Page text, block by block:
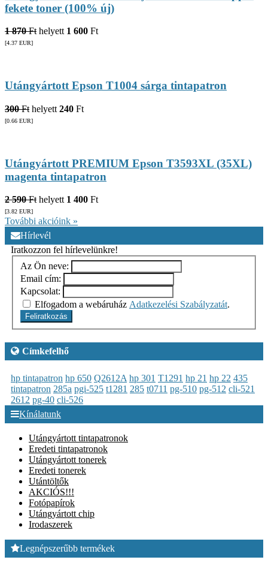
fekete toner (100% új)
1 870 Ft helyett 1 600 Ft
[4.37 EUR]
Utángyártott Epson T1004 sárga tintapatron
300 Ft helyett 240 Ft
[0.66 EUR]
Utángyártott PREMIUM Epson T3593XL (35XL)
magenta tintapatron
2 590 Ft helyett 1 400 Ft
[3.82 EUR]
További akcióink »
Hírlevél
Iratkozzon fel hírlevelünkre!
Az Ön neve:
Email cím:
Kapcsolat:
Elfogadom a webáruház Adatkezelési Szabályzatát.
Feliratkozás
Címkefelhő
hp tintapatron hp 650 Q2612A hp 301 T1291 hp 21 hp 22 435
tintapatron 285a pgi-525 t1281 285 t0711 pg-510 pg-512 cli-521
2612 pg-40 cli-526
Kínálatunk
Utángyártott tintapatronok
Eredeti tintapatronok
Utángyártott tonerek
Eredeti tonerek
Utántöltők
AKCIÓS!!!
Fotópapírok
Utángyártott chip
Irodaszerek
Legnépszerűbb termékek